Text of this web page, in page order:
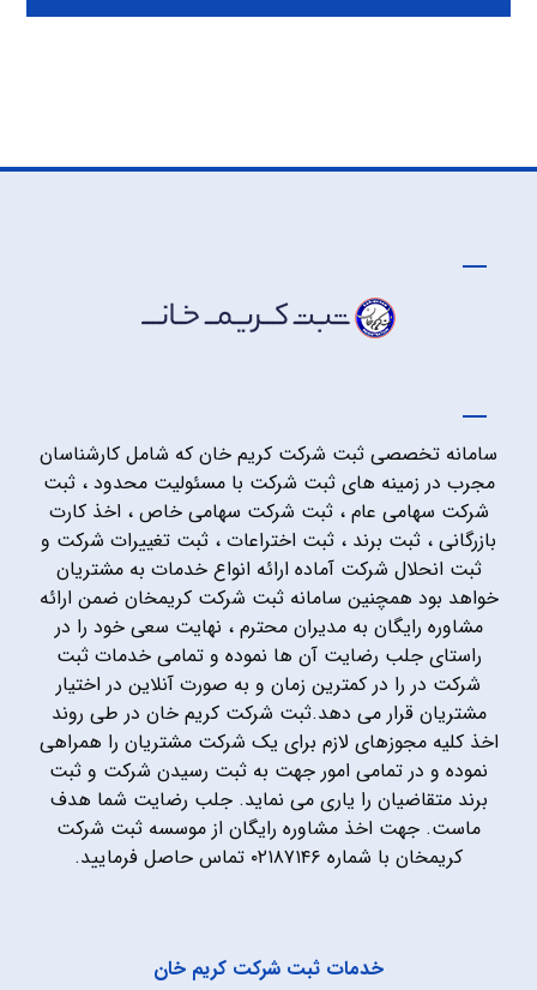
سامانه تخصصی ثبت شرکت کریم خان که شامل کارشناسان
مجرب در زمینه های ثبت شرکت با مسئولیت محدود ، ثبت
شرکت سهامی عام ، ثبت شرکت سهامی خاص ، اخذ کارت
بازرگانی ، ثبت برند ، ثبت اختراعات ، ثبت تغییرات شرکت و
ثبت انحلال شرکت آماده ارائه انواع خدمات به مشتریان
خواهد بود همچنین سامانه ثبت شرکت کریمخان ضمن ارائه
مشاوره رایگان به مدیران محترم ، نهایت سعی خود را در
راستای جلب رضایت آن ها نموده و تمامی خدمات ثبت
شرکت در را در کمترین زمان و به صورت آنلاین در اختیار
مشتریان قرار می دهد.ثبت شرکت کریم خان در طی روند
اخذ کلیه مجوزهای لازم برای یک شرکت مشتریان را همراهی
نموده و در تمامی امور جهت به ثبت رسیدن شرکت و ثبت
برند متقاضیان را یاری می نماید. جلب رضایت شما هدف
ماست. جهت اخذ مشاوره رایگان از موسسه ثبت شرکت
کریمخان با شماره ۰۲۱۸۷۱۴۶ تماس حاصل فرمایید.
خدمات ثبت شرکت کریم خان